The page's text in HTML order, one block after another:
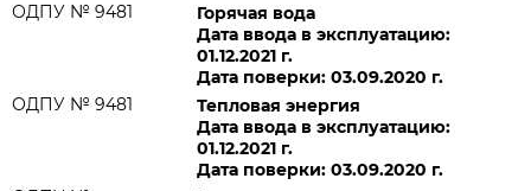
ОДПУ № 9481
Горячая вода
Дата ввода в эксплуатацию:
01.12.2021 г.
Дата поверки: 03.09.2020 г.
ОДПУ № 9481
Тепловая энергия
Дата ввода в эксплуатацию:
01.12.2021 г.
Дата поверки: 03.09.2020 г.